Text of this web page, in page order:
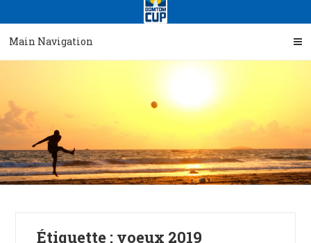
navigation
content
Main Navigation
Étiquette : voeux 2019